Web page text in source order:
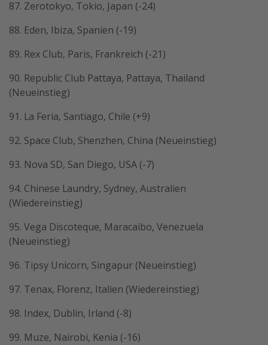
87. Zerotokyo, Tokio, Japan (-24)
88. Eden, Ibiza, Spanien (-19)
89. Rex Club, Paris, Frankreich (-21)
90. Republic Club Pattaya, Pattaya, Thailand
(Neueinstieg)
91. La Feria, Santiago, Chile (+9)
92. Space Club, Shenzhen, China (Neueinstieg)
93. Nova SD, San Diego, USA (-7)
94. Chinese Laundry, Sydney, Australien
(Wiedereinstieg)
95. Vega Discoteque, Maracaibo, Venezuela
(Neueinstieg)
96. Tipsy Unicorn, Singapur (Neueinstieg)
97. Tenax, Florenz, Italien (Wiedereinstieg)
98. Index, Dublin, Irland (-8)
99. Muze, Nairobi, Kenia (-16)